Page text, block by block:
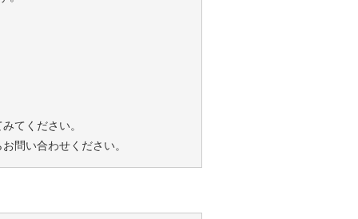
てください。
問い合わせください。